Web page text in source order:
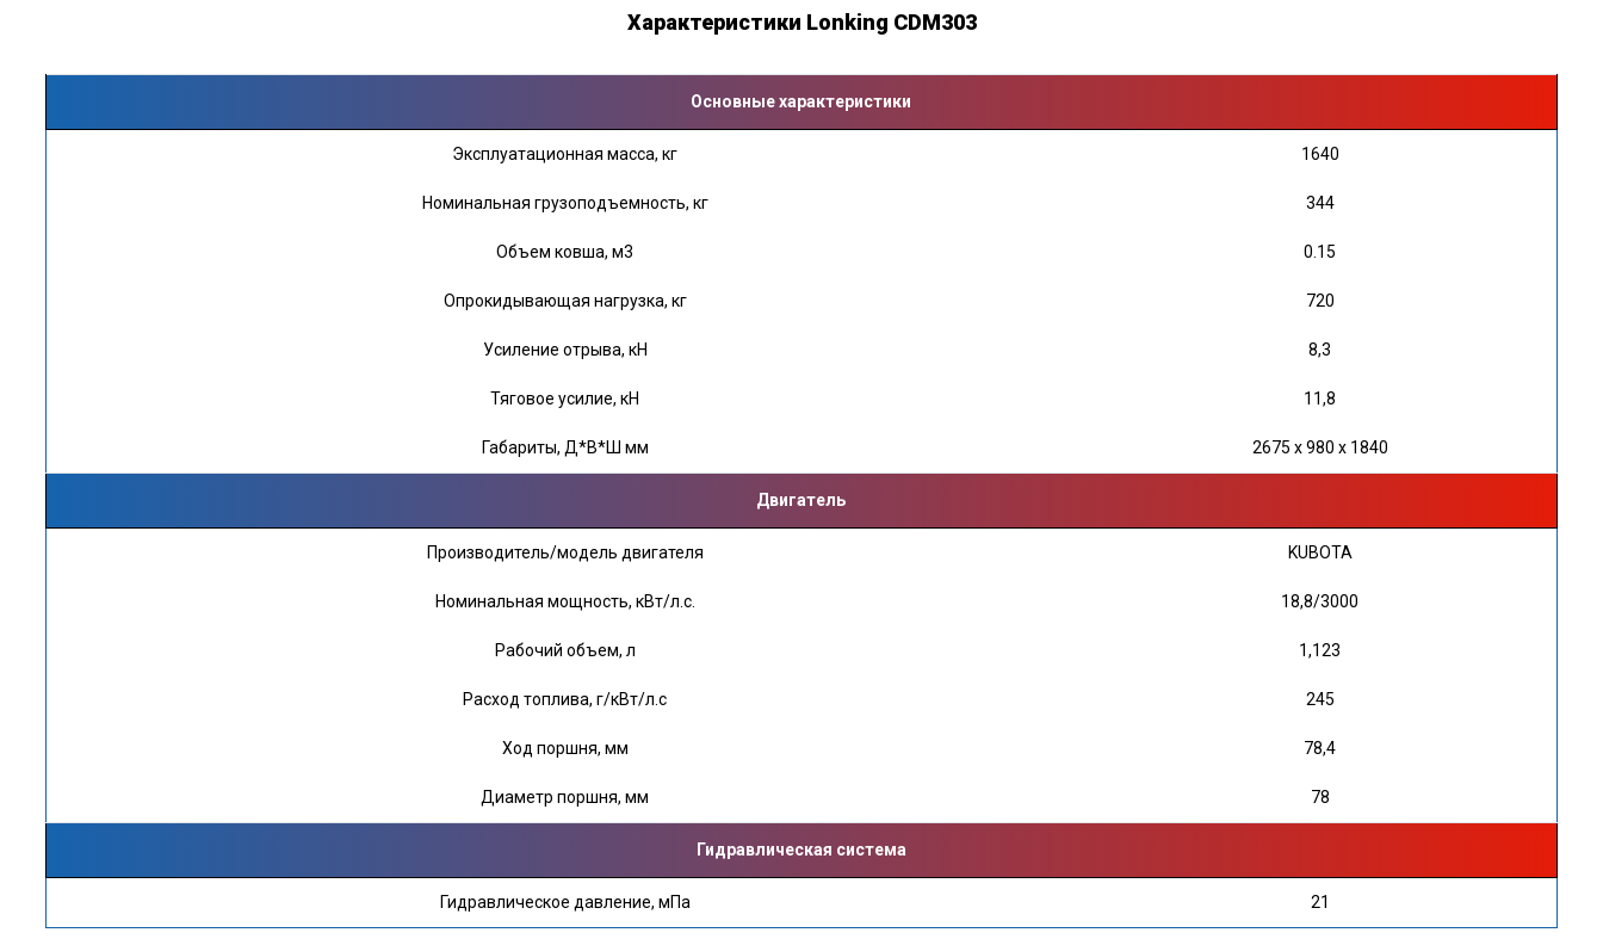
Характеристики Lonking CDM303
Основные характеристики
Эксплуатационная масса, кг 1640
Номинальная грузоподъемность, кг 344
Объем ковша, м3 0.15
Опрокидывающая нагрузка, кг 720
Усиление отрыва, кН 8,3
Тяговое усилие, кН 11,8
Габариты, Д*В*Ш мм 2675 х 980 х 1840
Двигатель
Производитель/модель двигателя KUBOTA
Номинальная мощность, кВт/л.с. 18,8/3000
Рабочий объем, л 1,123
Расход топлива, г/кВт/л.с 245
Ход поршня, мм 78,4
Диаметр поршня, мм 78
Гидравлическая система
Гидравлическое давление, мПа 21